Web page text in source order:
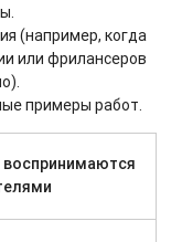
(например, когда
или фрилансеров
примеры работ.
воспринимаются